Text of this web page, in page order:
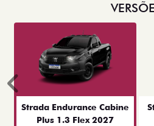
Strada Endurance Cabine
Plus 1.3 Flex 2027
Anterior